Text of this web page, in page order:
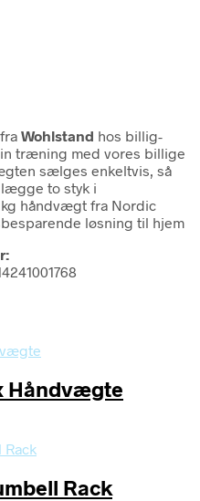
fra Wohlstand hos billig-
træning med vores billige
sælges enkeltvis, så
to styk i
håndvægt fra Nordic
løsning til hjem
Håndvægte
Rack